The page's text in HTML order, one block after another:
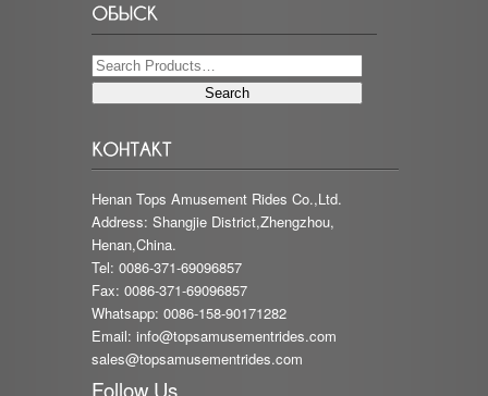
Henan Tops Amusement Rides Co.,Ltd.
Address: Shangjie District,Zhengzhou,
Henan,China.
Tel: 0086-371-69096857
Fax: 0086-371-69096857
Whatsapp: 0086-158-90171282
Email: info@topsamusementrides.com
sales@topsamusementrides.com
Follow Us